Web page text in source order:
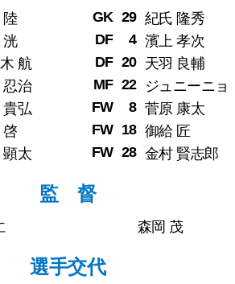
陸
洸
航
忍治
貴弘
啓
顕太
GK 29 紀氏 隆秀
DF
4 濱上 孝次
DF 20 天羽 良輔
MF 22
ジュニーニョ
FW
8 菅原 康太
FW 18 御給 匠
FW 28 金村 賢志郎
監 督
森岡 茂
選手交代